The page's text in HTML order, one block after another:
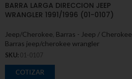
BARRA LARGA DIRECCION JEEP
WRANGLER 1991/1996 (01-0107)
Jeep/Cherokee, Barras - Jeep / Cherokee
Barras jeep/cherokee wrangler
SKU: 01-0107
COTIZAR